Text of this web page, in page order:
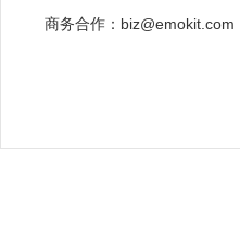
商务合作：biz@emokit.com